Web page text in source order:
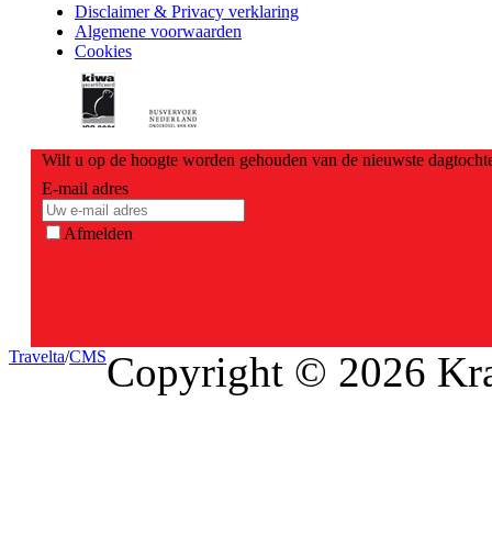
Disclaimer & Privacy verklaring
Algemene voorwaarden
Cookies
Wilt u op de hoogte worden gehouden van de nieuwste
E-mail adres
Afmelden
Travelta/CMSCopyright © 2026